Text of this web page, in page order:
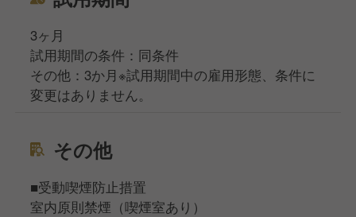
3ヶ月
試用期間の条件：同条件
その他：3か月※試用期間中の雇用形態、条件に
変更はありません。
その他
■受動喫煙防止措置
室内原則禁煙（喫煙室あり）